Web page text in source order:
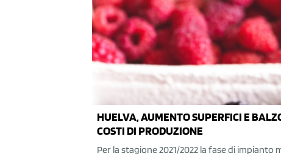
HUELVA, AUMENTO SUPERFICI E
COSTI DI PRODUZIONE
Per la stagione 2021/2022 la fase di impianto